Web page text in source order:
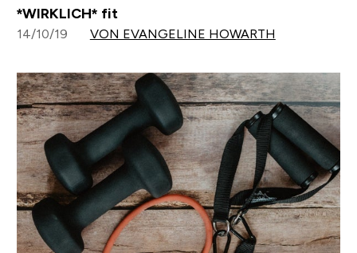
*WIRKLICH* fit
14/10/19 VON EVANGELINE HOWARTH